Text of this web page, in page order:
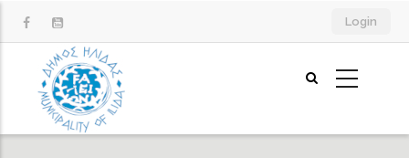
προς
περιεχόμενο
Login